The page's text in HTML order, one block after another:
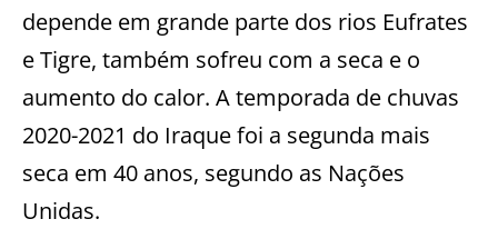
depende em grande parte dos rios Eufrates
e Tigre, também sofreu com a seca e o
aumento do calor. A temporada de chuvas
2020-2021 do Iraque foi a segunda mais
seca em 40 anos, segundo as Nações
Unidas.